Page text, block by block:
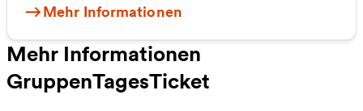
Mehr Informationen
Mehr Informationen
GruppenTagesTicket